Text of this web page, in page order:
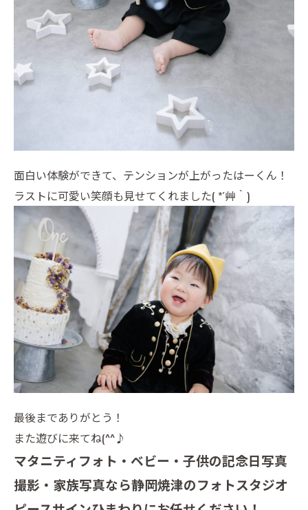
面白い体験ができて、テンションが上がったはーくん！
ラストに可愛い笑顔も見せてくれました( *´艸｀)
最後までありがとう！
また遊びに来てね(^^♪
マタニティフォト・ベビー・子供の記念日写真
撮影・家族写真なら静岡焼津のフォトスタジオ